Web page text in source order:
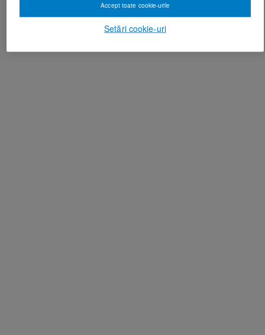
Setări cookie-uri
Accept toate cookie-urile